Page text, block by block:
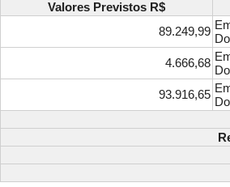
Valores Previstos R$
89.249,99
4.666,68
93.916,65